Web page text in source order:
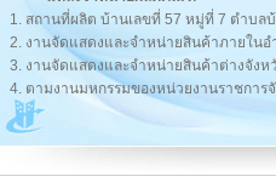
1. สถานที่ผลิต บ้านเลขที่ 57 หมู่ที่ 7 ตำบล
2. งานจัดแสดงและจำหน่ายสินค้าภายในอ
3. งานจัดแสดงและจำหน่ายสินค้าต่างจังห
4. ตามงานมหกรรมของหน่วยงานราชการ